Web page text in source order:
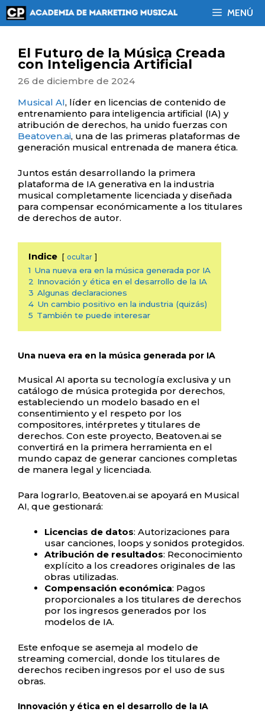
Saltar
al
contenido
MENÚ
El Futuro de la Música Creada
con Inteligencia Artificial
26 de diciembre de 2024
Musical AI, líder en licencias de contenido de
entrenamiento para inteligencia artificial (IA) y
atribución de derechos, ha unido fuerzas con
Beatoven.ai, una de las primeras plataformas de
generación musical entrenada de manera ética.
Juntos están desarrollando la primera
plataforma de IA generativa en la industria
musical completamente licenciada y diseñada
para compensar económicamente a los titulares
de derechos de autor.
Indice ocultar
1 Una nueva era en la música generada por IA
2 Innovación y ética en el desarrollo de la IA
3 Algunas declaraciones
4 Un cambio positivo en la industria (quizás)
5 También te puede interesar
Una nueva era en la música generada por IA
Musical AI aporta su tecnología exclusiva y un
catálogo de música protegida por derechos,
estableciendo un modelo basado en el
consentimiento y el respeto por los
compositores, intérpretes y titulares de
derechos. Con este proyecto, Beatoven.ai se
convertirá en la primera herramienta en el
mundo capaz de generar canciones completas
de manera legal y licenciada.
Para lograrlo, Beatoven.ai se apoyará en Musical
AI, que gestionará:
Licencias de datos: Autorizaciones para
usar canciones, loops y sonidos protegidos.
Atribución de resultados: Reconocimiento
explícito a los creadores originales de las
obras utilizadas.
Compensación económica: Pagos
proporcionales a los titulares de derechos
por los ingresos generados por los
modelos de IA.
Este enfoque se asemeja al modelo de
streaming comercial, donde los titulares de
derechos reciben ingresos por el uso de sus
obras.
Innovación y ética en el desarrollo de la IA